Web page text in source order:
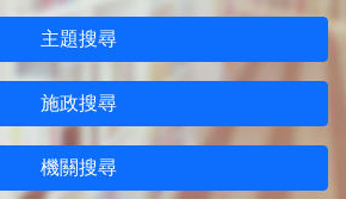
主題搜尋
施政搜尋
機關搜尋